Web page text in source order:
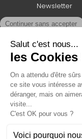
Newsletter
moteur
de